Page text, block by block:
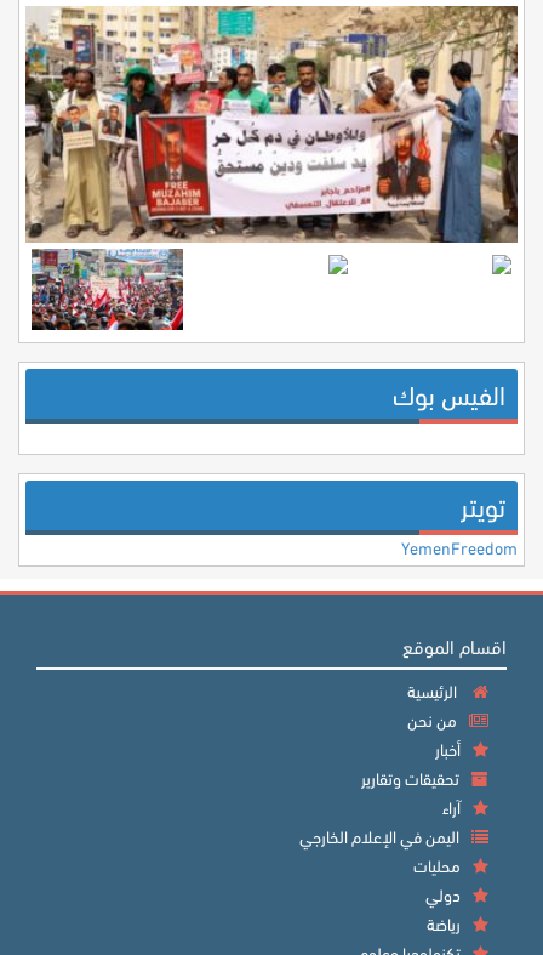
الفيس بوك
تويتر
YemenFreedom
اقسام الموقع
الرئيسية
من نحن
أخبار
تحقيقات وتقارير
آراء
اليمن في الإعلام الخارجي
محليات
دولي
رياضة